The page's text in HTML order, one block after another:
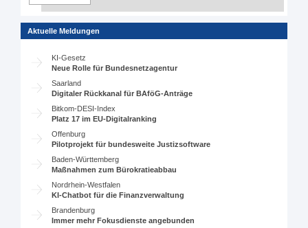
Aktuelle Meldungen
KI-Gesetz
Neue Rolle für Bundesnetzagentur
Saarland
Digitaler Rückkanal für BAföG-Anträge
Bitkom-DESI-Index
Platz 17 im EU-Digitalranking
Offenburg
Pilotprojekt für bundesweite Justizsoftware
Baden-Württemberg
Maßnahmen zum Bürokratieabbau
Nordrhein-Westfalen
KI-Chatbot für die Finanzverwaltung
Brandenburg
Immer mehr Fokusdienste angebunden